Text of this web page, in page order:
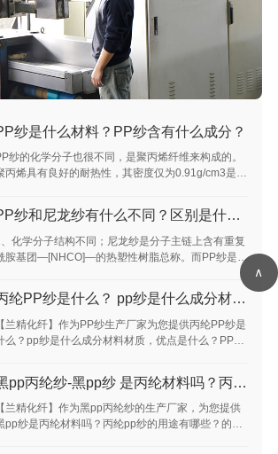
纱是什么材料？PP纱含有什么成分？
纱的化学分子也很不同，是聚丙烯纤维来构成的。
丙烯具有良好的耐热性，其密度仅为0.91g/cm3是常
可比其他纤维得到的较高的覆盖面积。 ...
纱和尼龙纱有什么不同？区别是什
？化学分子结构不同；尼龙纱是分子主链上含有重复
胺基团—[NHCO]—的热塑性树脂总称。而PP纱是聚
纶PP纱是什么？ pp纱是什么成分材料
材质，优点是什么？ ...
【兰精化纤】作为PP纱生产厂家为您提供丙纶PP纱是
么？pp纱是什么成分材料材质，优点是什么？PP纱
西，pp纱原材料是什么的答案供大家参考。 ...
pp丙纶纱-黑pp纱 是丙纶材料吗？丙纶
pp纱的用途 有哪些？ ...
【兰精化纤】作为黑pp丙纶纱的生产厂家，为您提供
pp纱是丙纶材料吗？丙纶pp纱的用途有哪些？的介
∧